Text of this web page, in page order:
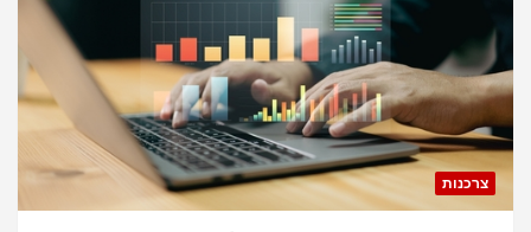
צרכנות